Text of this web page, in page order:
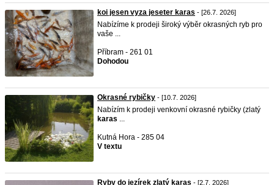
koi jesen vyza jeseter karas - [26.7. 2026]
​Nabízíme k prodeji široký výběr okrasných ryb pro
vaše ...
Příbram - 261 01
Dohodou
Okrasné rybičky - [10.7. 2026]
Nabízím k prodeji venkovní okrasné rybičky (zlatý
karas ...
Kutná Hora - 285 04
V textu
Ryby do jezírek zlatý karas - [2.7. 2026]